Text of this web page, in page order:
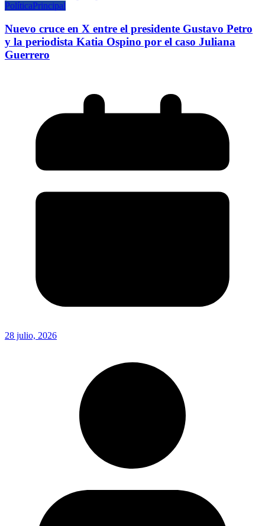
PolíticaPrincipal
Nuevo cruce en X entre el presidente Gustavo Petro
y la periodista Katia Ospino por el caso Juliana
Guerrero
28 julio, 2026